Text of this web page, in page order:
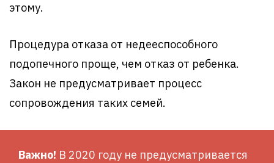
этому.
Процедура отказа от недееспособного
подопечного проще, чем отказ от ребенка.
Закон не предусматривает процесс
сопровождения таких семей.
Важно! В 2020 году не предусматривается